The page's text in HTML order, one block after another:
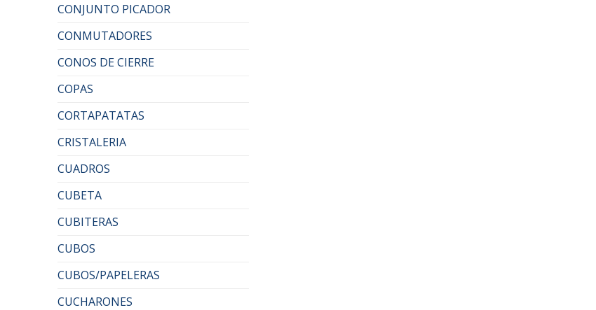
CONJUNTO PICADOR
CONMUTADORES
CONOS DE CIERRE
COPAS
CORTAPATATAS
CRISTALERIA
CUADROS
CUBETA
CUBITERAS
CUBOS
CUBOS/PAPELERAS
CUCHARONES